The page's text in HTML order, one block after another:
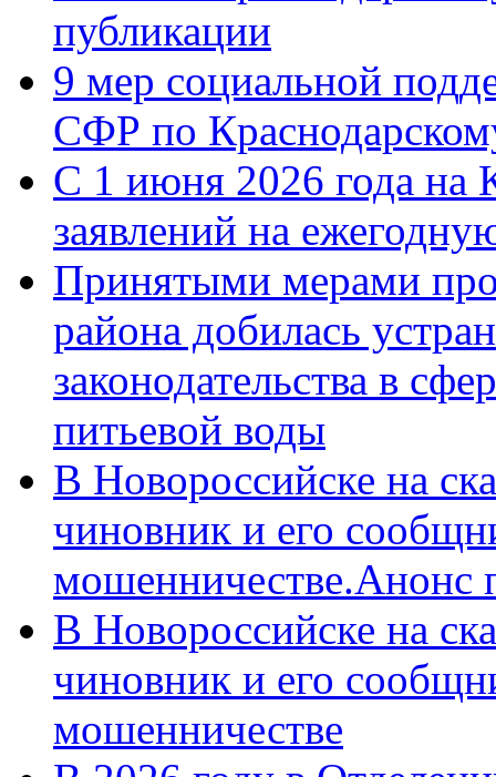
публикации
9 мер социальной
СФР по
С 1 июня 2026 года на
заявлений на
Принятыми мерами
района добилась
законодательства в
питьевой воды
В Новороссийске на
чиновник и его
мошенничестве.Анонс
В Новороссийске на
чиновник и его
мошенничестве